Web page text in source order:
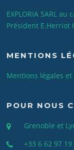
EXPLORIA SARL
Président E.Herriot
MENTIONS
Mentions légales
POUR NOUS
Grenoble et
+33 6 62 97 19